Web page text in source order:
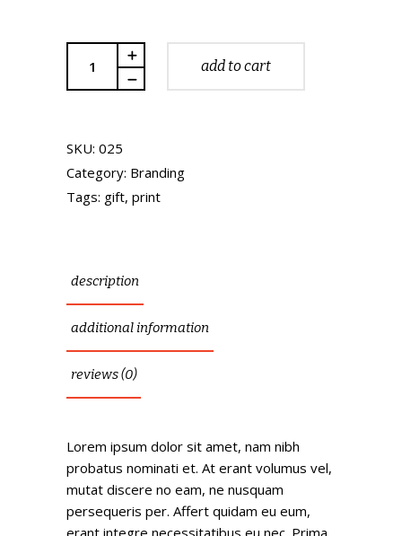
add to cart
SKU: 025
Category: Branding
Tags: gift, print
description
additional information
reviews (0)
Lorem ipsum dolor sit amet, nam nibh
probatus nominati et. At erant volumus vel,
mutat discere no eam, ne nusquam
persequeris per. Affert quidam eu eum,
erant integre necessitatibus eu nec. Prima